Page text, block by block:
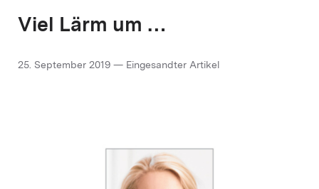
Viel Lärm um …
25. September 2019 — Eingesandter Artikel